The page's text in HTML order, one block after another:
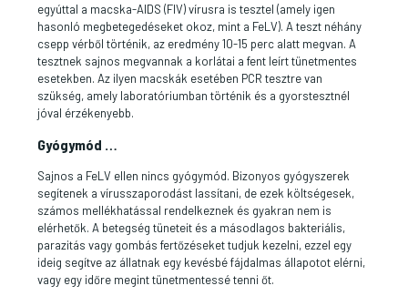
egyúttal a macska-AIDS (FIV) vírusra is tesztel (amely igen
hasonló megbetegedéseket okoz, mint a FeLV). A teszt néhány
csepp vérből történik, az eredmény 10-15 perc alatt megvan. A
tesztnek sajnos megvannak a korlátai a fent leírt tünetmentes
esetekben. Az ilyen macskák esetében PCR tesztre van
szükség, amely laboratóriumban történik és a gyorstesztnél
jóval érzékenyebb.
Gyógymód …
Sajnos a FeLV ellen nincs gyógymód. Bizonyos gyógyszerek
segítenek a vírusszaporodást lassítani, de ezek költségesek,
számos mellékhatással rendelkeznek és gyakran nem is
elérhetők. A betegség tüneteit és a másodlagos bakteriális,
parazitás vagy gombás fertőzéseket tudjuk kezelni, ezzel egy
ideig segítve az állatnak egy kevésbé fájdalmas állapotot elérni,
vagy egy időre megint tünetmentessé tenni őt.